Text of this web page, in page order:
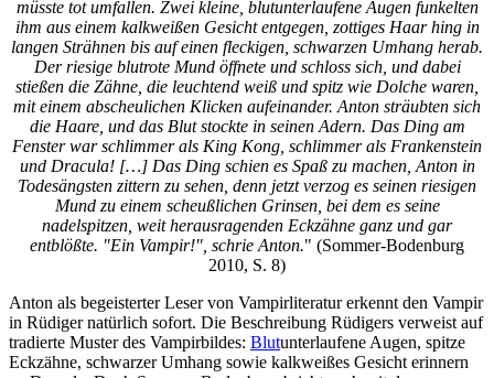
müsste tot umfallen. Zwei kleine, blutunterlaufene Augen funkelten
ihm aus einem kalkweißen Gesicht entgegen, zottiges Haar hing in
langen Strähnen bis auf einen fleckigen, schwarzen Umhang herab.
Der riesige blutrote Mund öffnete und schloss sich, und dabei
stießen die Zähne, die leuchtend weiß und spitz wie Dolche waren,
mit einem abscheulichen Klicken aufeinander. Anton sträubten sich
die Haare, und das Blut stockte in seinen Adern. Das Ding am
Fenster war schlimmer als King Kong, schlimmer als Frankenstein
und Dracula! […] Das Ding schien es Spaß zu machen, Anton in
Todesängsten zittern zu sehen, denn jetzt verzog es seinen riesigen
Mund zu einem scheußlichen Grinsen, bei dem es seine
nadelspitzen, weit herausragenden Eckzähne ganz und gar
entblößte. "Ein Vampir!", schrie Anton." (Sommer-Bodenburg
2010, S. 8)
Anton als begeisterter Leser von Vampirliteratur erkennt den Vampir
in Rüdiger natürlich sofort. Die Beschreibung Rüdigers verweist auf
tradierte Muster des Vampirbildes: Blutunterlaufene Augen, spitze
Eckzähne, schwarzer Umhang sowie kalkweißes Gesicht erinnern